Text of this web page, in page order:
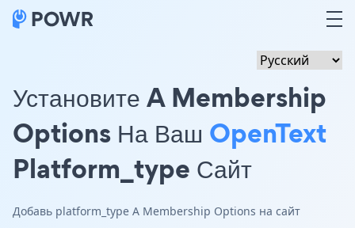
Установите A Membership
Options На Ваш OpenText
Platform_type Сайт
Добавь platform_type A Membership Options на сайт